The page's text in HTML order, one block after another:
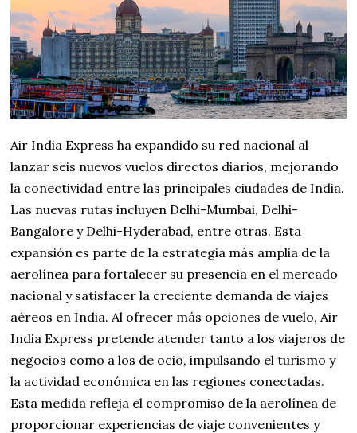
Air India Express ha expandido su red nacional al
lanzar seis nuevos vuelos directos diarios, mejorando
la conectividad entre las principales ciudades de India.
Las nuevas rutas incluyen Delhi-Mumbai, Delhi-
Bangalore y Delhi-Hyderabad, entre otras. Esta
expansión es parte de la estrategia más amplia de la
aerolínea para fortalecer su presencia en el mercado
nacional y satisfacer la creciente demanda de viajes
aéreos en India. Al ofrecer más opciones de vuelo, Air
India Express pretende atender tanto a los viajeros de
negocios como a los de ocio, impulsando el turismo y
la actividad económica en las regiones conectadas.
Esta medida refleja el compromiso de la aerolínea de
proporcionar experiencias de viaje convenientes y